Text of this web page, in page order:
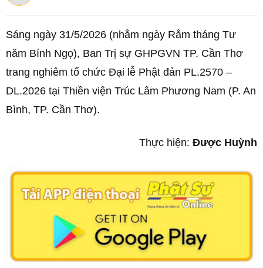
Sáng ngày 31/5/2026 (nhằm ngày Rằm tháng Tư
năm Bính Ngọ), Ban Trị sự GHPGVN TP. Cần Thơ
trang nghiêm tổ chức Đại lễ Phật đản PL.2570 –
DL.2026 tại Thiền viện Trúc Lâm Phương Nam (P. An
Bình, TP. Cần Thơ).
Thực hiện: Được Huỳnh